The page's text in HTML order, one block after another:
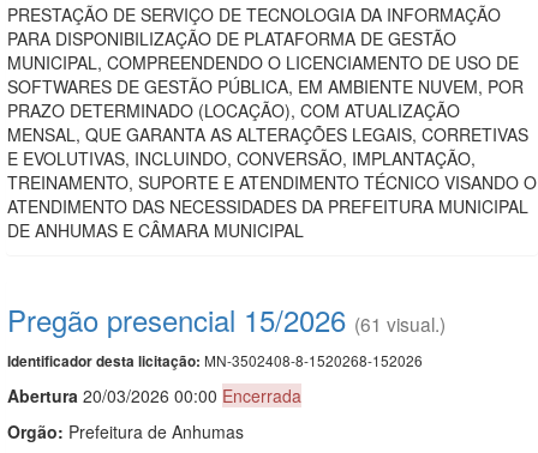
PRESTAÇÃO DE SERVIÇO DE TECNOLOGIA DA INFORMAÇÃO
PARA DISPONIBILIZAÇÃO DE PLATAFORMA DE GESTÃO
MUNICIPAL, COMPREENDENDO O LICENCIAMENTO DE USO DE
SOFTWARES DE GESTÃO PÚBLICA, EM AMBIENTE NUVEM, POR
PRAZO DETERMINADO (LOCAÇÃO), COM ATUALIZAÇÃO
MENSAL, QUE GARANTA AS ALTERAÇÕES LEGAIS, CORRETIVAS
E EVOLUTIVAS, INCLUINDO, CONVERSÃO, IMPLANTAÇÃO,
TREINAMENTO, SUPORTE E ATENDIMENTO TÉCNICO VISANDO O
ATENDIMENTO DAS NECESSIDADES DA PREFEITURA MUNICIPAL
DE ANHUMAS E CÂMARA MUNICIPAL
Pregão presencial 15/2026 (61 visual.)
Identificador desta licitação: MN-3502408-8-1520268-152026
Abertura 20/03/2026 00:00 Encerrada
Orgão: Prefeitura de Anhumas